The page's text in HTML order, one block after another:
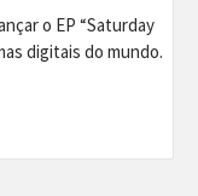
o EP “Saturday
digitais do mundo.